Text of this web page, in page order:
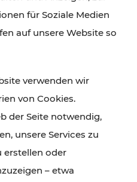
das Burgenland
Gastronomie,
– viele
und Fahrplan-
schnell erreichbar.
für Soziale Medien
auf unsere Website so
verwenden wir
von Cookies.
der Seite notwendig,
unsere Services zu
erstellen oder
– etwa